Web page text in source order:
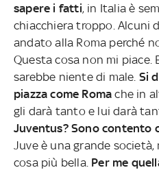
sapere i fatti, in Italia è
chiacchiera troppo. Alcuni
andato alla Roma perché
Questa cosa non mi piace.
sarebbe niente di male. Si
piazza come Roma che in
gli darà tanto e lui darà
Juventus? Sono contento
Juve è una grande
cosa più bella. Per me